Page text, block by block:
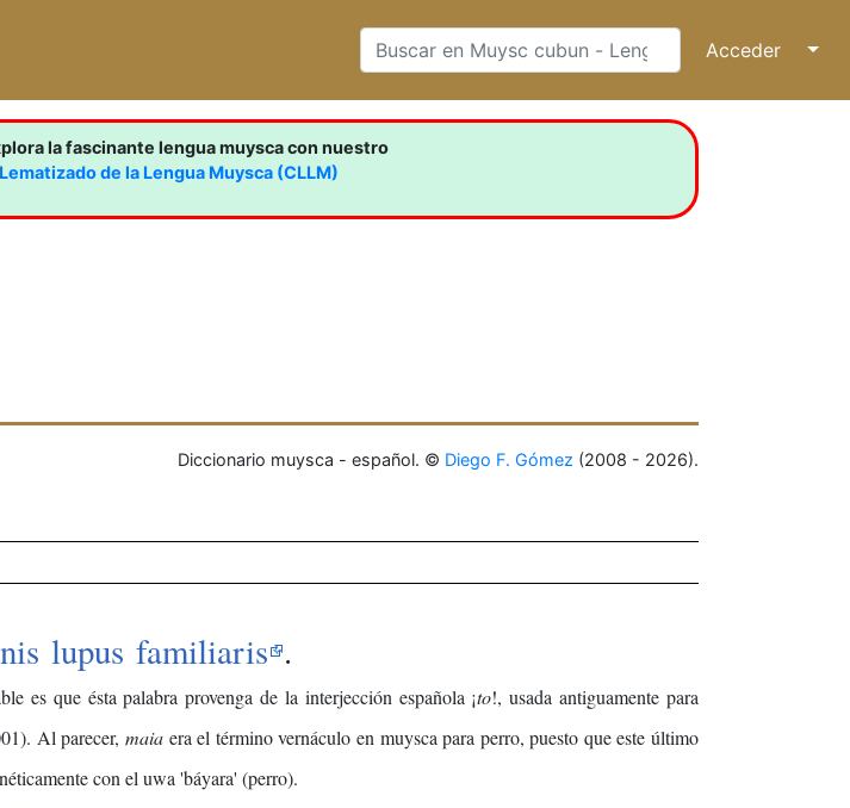
Acceder ↓
la fascinante lengua muysca con nuestro
de la Lengua Muysca (CLLM)
Diccionario muysca - español. © Diego F. Gómez (2008 - 2026).
lupus familiaris .
es que ésta palabra provenga de la interjección española ¡to!, usada antiguamente para
Al parecer,maia era el término vernáculo en muysca para perro, puesto que este último
con el uwa 'báyara' (perro).